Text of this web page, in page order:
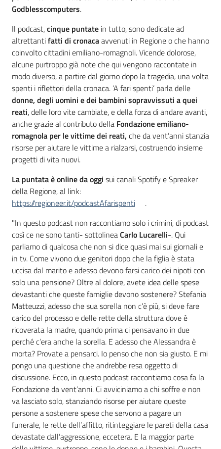
Godblesscomputers.
Il podcast,cinque puntate in tutto, sono dedicate ad
altrettantifatti di cronacaavvenuti in Regione o che hanno
coinvolto cittadini emiliano-romagnoli. Vicende dolorose,
alcune purtroppo già note che qui vengono raccontate in
modo diverso, a partire dal giorno dopo la tragedia, una volta
spenti i riflettori della cronaca. ‘A fari spenti’ parla delle
donne, degli uomini e dei bambini sopravvissuti a quei
reati, delle loro vite cambiate, e della forza di andare avanti,
anche grazie al contributo della Fondazione emiliano-
romagnola per le vittime dei reati, che da vent’anni stanzia
risorse per aiutare le vittime a rialzarsi, costruendo insieme
progetti di vita nuovi.
La puntata è online da oggi sui canali Spotify e Spreaker
della Regione, al link:
https://regioneer.it/podcastAfarispenti
.
"In questo podcast non raccontiamo solo i crimini, di podcast
così ce ne sono tanti- sottolineaCarlo Lucarelli-. Qui
parliamo di qualcosa che non si dice quasi mai sui giornali e
in tv. Come vivono due genitori dopo che la figlia è stata
uccisa dal marito e adesso devono farsi carico dei nipoti con
solo una pensione? Oltre al dolore, avete idea delle spese
devastanti che queste famiglie devono sostenere? Stefania
Matteuzzi, adesso che sua sorella non c’è più, si deve fare
carico del processo e delle rette della struttura dove è
ricoverata la madre, quando prima ci pensavano in due
perché c’era anche la sorella. E adesso che Alessandra è
morta? Provate a pensarci. Io penso che non sia giusto. E mi
pongo una questione che andrebbe resa oggetto di
discussione. Ecco, in questo podcast raccontiamo cosa fa la
Fondazione da vent’anni. Ci avviciniamo a chi soffre e non
va lasciato solo, stanziando risorse per aiutare queste
persone a sostenere spese che servono a pagare un
funerale, le rette dell’affitto, ritinteggiare le pareti della casa
devastate dall’aggressione, eccetera. E la maggior parte